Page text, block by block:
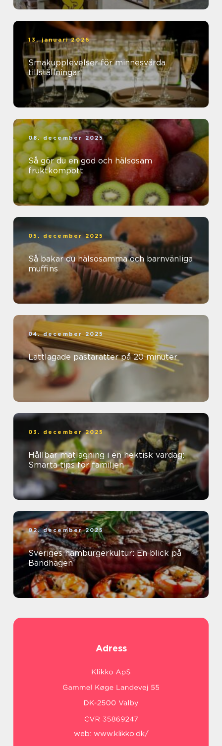
13. januari 2026
Smakupplevelser för minnesvärda
tillställningar
08. december 2025
Så gör du en god och hälsosam
fruktkompott
05. december 2025
Så bakar du hälsosamma och barnvänliga
muffins
04. december 2025
Lättlagade pastarätter på 20 minuter
03. december 2025
Hållbar matlagning i en hektisk vardag:
Smarta tips för familjen
02. december 2025
Sveriges hamburgerkultur: En blick på
Bandhagen
Adress
web: www.klikko.dk/